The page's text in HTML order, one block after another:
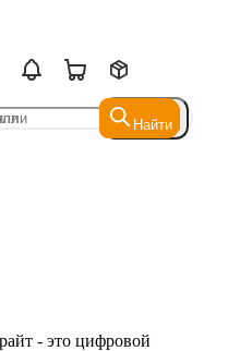
Найти
Найти
- это цифровой